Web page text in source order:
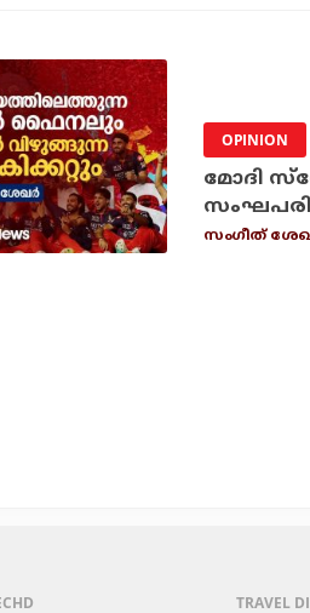
OPINION
മോദി
സംഗീത്
TRAVEL